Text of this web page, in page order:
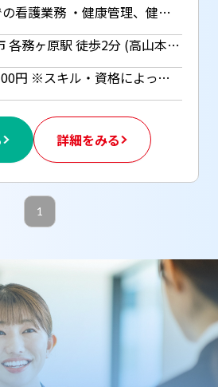
児童福祉施設での看護業務 ・健康管理、健康相談 ・処置、バイタルチェック ・服薬管理、配薬 ・上記に付随する記録、申し送り業務 ＊アットホームな雰囲気の職場で働きやすい＊
岐阜県 各務原市 各務ヶ原駅 徒歩2分 (高山本線)
時給1950 〜 2300円 ※スキル・資格によって時給変動あり ※週払い（規定あり）利用OK！ （但し、週払い制度は初回2ヵ月間のみ、3ヵ月目以降は月払い制になります。利用についてはご本人様からお仕事紹介時に申請があった場合のみとなります。）
詳細をみる
1